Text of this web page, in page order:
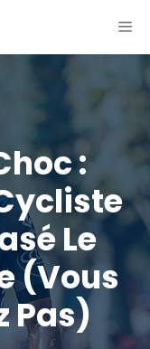
:
Le
(vous
Pas)